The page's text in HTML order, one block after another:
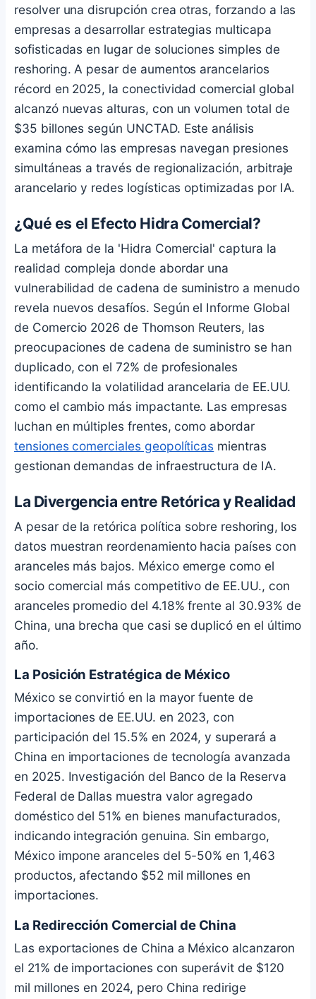
resolver una disrupción crea otras, forzando a las
empresas a desarrollar estrategias multicapa
sofisticadas en lugar de soluciones simples de
reshoring. A pesar de aumentos arancelarios
récord en 2025, la conectividad comercial global
alcanzó nuevas alturas, con un volumen total de
$35 billones según UNCTAD. Este análisis
examina cómo las empresas navegan presiones
simultáneas a través de regionalización, arbitraje
arancelario y redes logísticas optimizadas por IA.
¿Qué es el Efecto Hidra Comercial?
La metáfora de la 'Hidra Comercial' captura la
realidad compleja donde abordar una
vulnerabilidad de cadena de suministro a menudo
revela nuevos desafíos. Según el Informe Global
de Comercio 2026 de Thomson Reuters, las
preocupaciones de cadena de suministro se han
duplicado, con el 72% de profesionales
identificando la volatilidad arancelaria de EE.UU.
como el cambio más impactante. Las empresas
luchan en múltiples frentes, como abordar
tensiones comerciales geopolíticas mientras
gestionan demandas de infraestructura de IA.
La Divergencia entre Retórica y Realidad
A pesar de la retórica política sobre reshoring, los
datos muestran reordenamiento hacia países con
aranceles más bajos. México emerge como el
socio comercial más competitivo de EE.UU., con
aranceles promedio del 4.18% frente al 30.93% de
China, una brecha que casi se duplicó en el último
año.
La Posición Estratégica de México
México se convirtió en la mayor fuente de
importaciones de EE.UU. en 2023, con
participación del 15.5% en 2024, y superará a
China en importaciones de tecnología avanzada
en 2025. Investigación del Banco de la Reserva
Federal de Dallas muestra valor agregado
doméstico del 51% en bienes manufacturados,
indicando integración genuina. Sin embargo,
México impone aranceles del 5-50% en 1,463
productos, afectando $52 mil millones en
importaciones.
La Redirección Comercial de China
Las exportaciones de China a México alcanzaron
el 21% de importaciones con superávit de $120
mil millones en 2024, pero China redirige